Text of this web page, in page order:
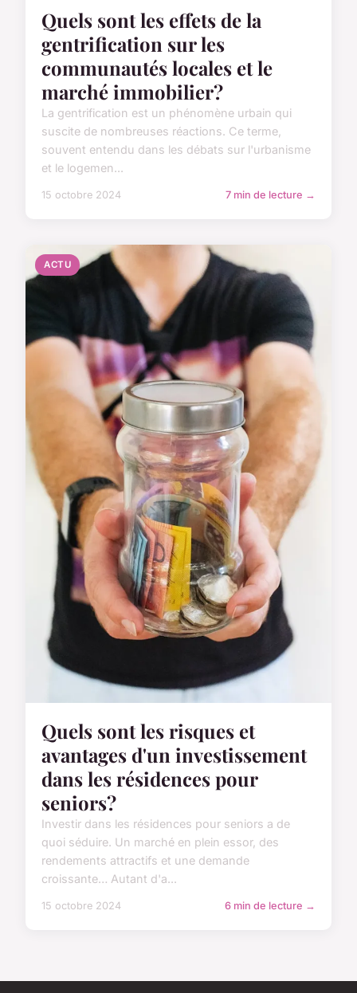
Quels sont les effets de la
gentrification sur les
communautés locales et le
marché immobilier?
La gentrification est un phénomène urbain qui
suscite de nombreuses réactions. Ce terme,
souvent entendu dans les débats sur l'urbanisme
et le logemen...
15 octobre 2024 7 min de lecture →
ACTU
Quels sont les risques et
avantages d'un investissement
dans les résidences pour
seniors?
Investir dans les résidences pour seniors a de
quoi séduire. Un marché en plein essor, des
rendements attractifs et une demande
croissante… Autant d'a...
15 octobre 2024 6 min de lecture →